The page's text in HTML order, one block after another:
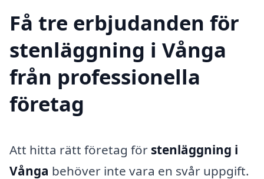
Få tre erbjudanden för
stenläggning i Vånga
från professionella
företag
Att hitta rätt företag för stenläggning i
Vånga behöver inte vara en svår uppgift.